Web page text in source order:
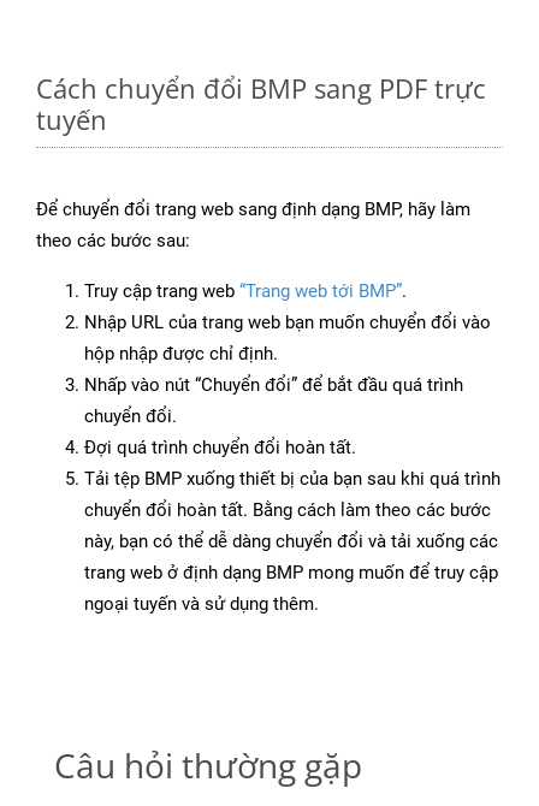
Cách chuyển đổi BMP sang PDF trực
tuyến
Để chuyển đổi trang web sang định dạng BMP, hãy làm
theo các bước sau:
Truy cập trang web “Trang web tới BMP”.
Nhập URL của trang web bạn muốn chuyển đổi vào
hộp nhập được chỉ định.
Nhấp vào nút “Chuyển đổi” để bắt đầu quá trình
chuyển đổi.
Đợi quá trình chuyển đổi hoàn tất.
Tải tệp BMP xuống thiết bị của bạn sau khi quá trình
chuyển đổi hoàn tất. Bằng cách làm theo các bước
này, bạn có thể dễ dàng chuyển đổi và tải xuống các
trang web ở định dạng BMP mong muốn để truy cập
ngoại tuyến và sử dụng thêm.
Câu hỏi thường gặp